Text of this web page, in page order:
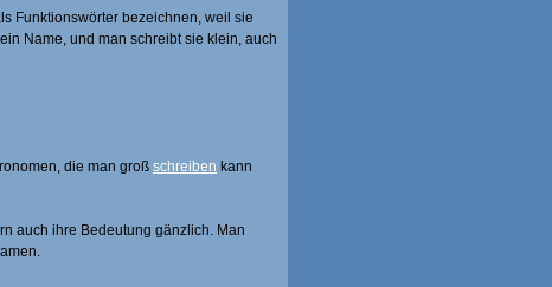
Funktionswörter bezeichnen, weil sie
Name, und man schreibt sie klein, auch
die man groß schreiben kann
auch ihre Bedeutung gänzlich. Man